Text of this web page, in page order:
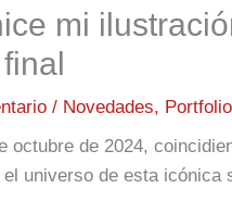
mi
/ Novedades,
octubre de 2024,
universo de esta icónica